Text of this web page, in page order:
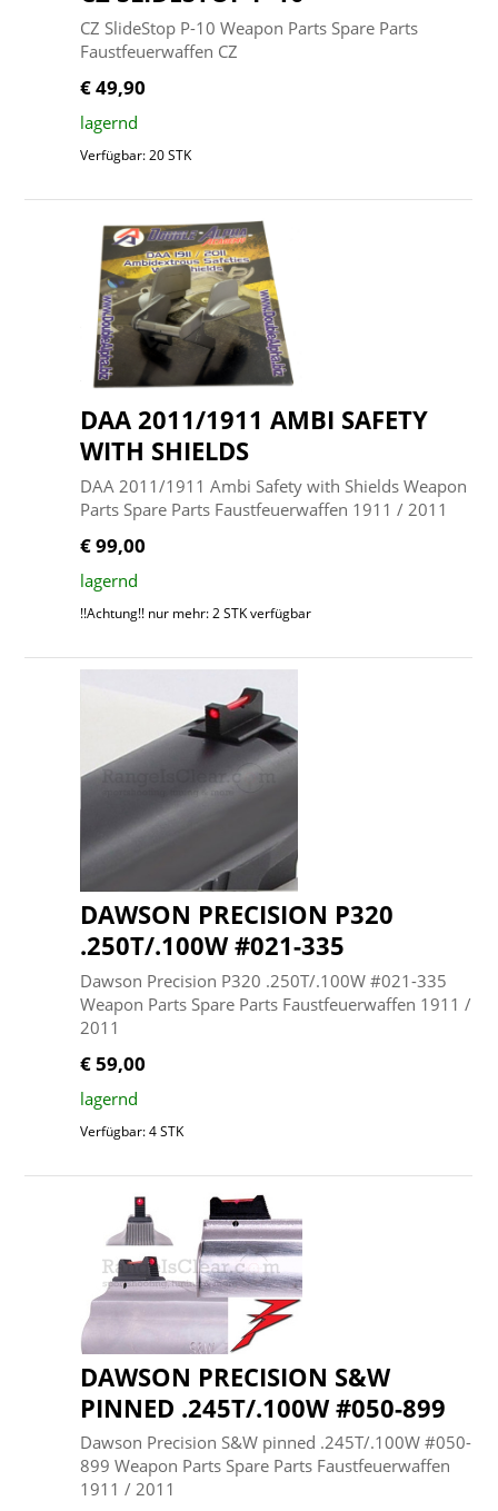
CZ SlideStop P-10 Weapon Parts Spare Parts
Faustfeuerwaffen CZ
€ 49,90
lagernd
Verfügbar: 20 STK
DAA 2011/1911 AMBI SAFETY
WITH SHIELDS
DAA 2011/1911 Ambi Safety with Shields Weapon
Parts Spare Parts Faustfeuerwaffen 1911 / 2011
€ 99,00
lagernd
!!Achtung!! nur mehr: 2 STK verfügbar
DAWSON PRECISION P320
.250T/.100W #021-335
Dawson Precision P320 .250T/.100W #021-335
Weapon Parts Spare Parts Faustfeuerwaffen 1911 /
2011
€ 59,00
lagernd
Verfügbar: 4 STK
DAWSON PRECISION S&W
PINNED .245T/.100W #050-899
Dawson Precision S&W pinned .245T/.100W #050-
899 Weapon Parts Spare Parts Faustfeuerwaffen
1911 / 2011